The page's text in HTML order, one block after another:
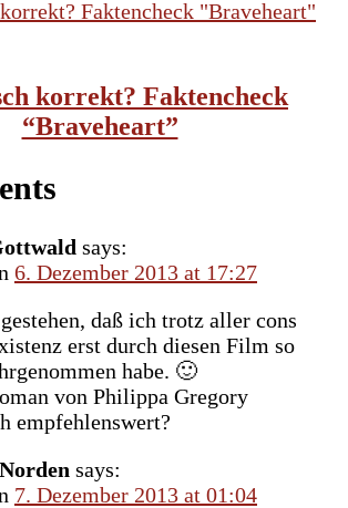
korrekt? Faktencheck
“Braveheart”
says:
6. Dezember 2013 at 17:27
daß ich trotz aller cons
erst durch diesen Film so
habe. 🙂
von Philippa Gregory
empfehlenswert?
says:
7. Dezember 2013 at 01:04